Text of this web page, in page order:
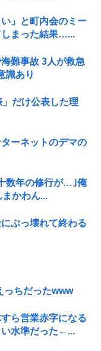
」と町内会のミー
しまった結果…...
難事故 3人が救急
識あり
だけ公表した理
ーネットのデマの
数年の修行が…｣俺
かわん...
ぶっ壊れて終わる
っちだったwww
ら営業赤字になる
い水準だった←...